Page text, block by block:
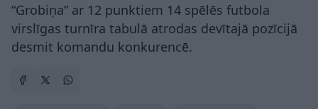
“Grobiņa” ar 12 punktiem 14 spēlēs futbola
virslīgas turnīra tabulā atrodas devītajā pozīcijā
desmit komandu konkurencē.